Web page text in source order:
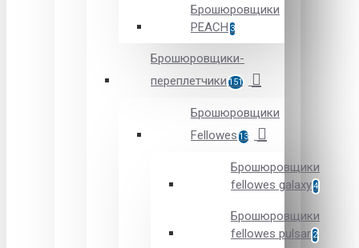
Брошюровщики
PEACH 3
Брошюровщики-
переплетчики 151
Брошюровщики
Fellowes 13
Брошюровщики
fellowes galaxy4
Брошюровщики
fellowes pulsar 2